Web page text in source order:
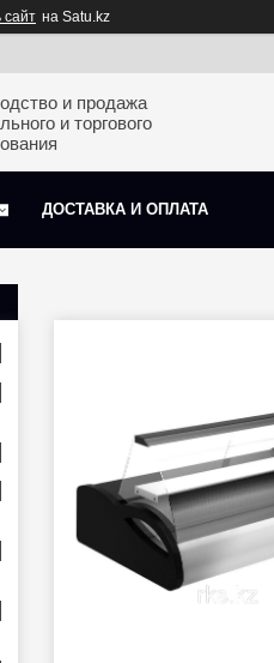
сайт на Satu.kz
и продажа
и торгового
ДОСТАВКА И ОПЛАТА